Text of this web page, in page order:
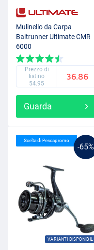
Mulinello da Carpa
Baitrunner Ultimate CMR
6000
Prezzo di
listino
54.95
36.86
Guarda
-65%
VARIANTI DISPONIBILI
Scelta di Pescapromo